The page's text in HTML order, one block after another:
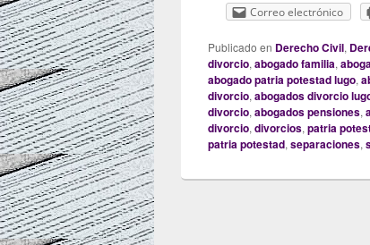
Correo electrónico
Publicado en Derecho Civil,
divorcio, abogado familia,
abogado patria potestad lugo,
divorcio, abogados divorcio
divorcio, abogados pensiones,
divorcio, divorcios, patria
patria potestad, separaciones,